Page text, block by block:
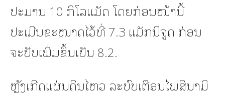
ປະມານ 10 ກິໂລແມັດ ໂດຍກ່ອນໜ້ານີ້
ປະເມີນຂະໜາດໄວ້ທີ່ 7.3 ແມັກນິຈູດ ກ່ອນ
ຈະປັບເພີ່ມຂຶ້ນເປັນ 8.2.
ຫຼັງເກີດແຜ່ນດິນໄຫວ ລະບົບເຕືອນໄພສຶນາມິ